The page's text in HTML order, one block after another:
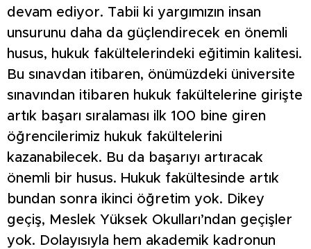
devam ediyor. Tabii ki yargımızın insan
unsurunu daha da güçlendirecek en önemli
husus, hukuk fakültelerindeki eğitimin kalitesi.
Bu sınavdan itibaren, önümüzdeki üniversite
sınavından itibaren hukuk fakültelerine girişte
artık başarı sıralaması ilk 100 bine giren
öğrencilerimiz hukuk fakültelerini
kazanabilecek. Bu da başarıyı artıracak
önemli bir husus. Hukuk fakültesinde artık
bundan sonra ikinci öğretim yok. Dikey
geçiş, Meslek Yüksek Okulları’ndan geçişler
yok. Dolayısıyla hem akademik kadronun